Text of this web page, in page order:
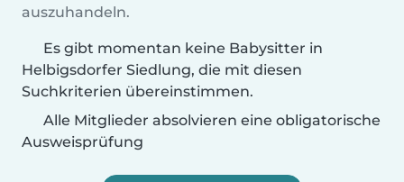
auszuhandeln.
Es gibt momentan keine Babysitter in
Helbigsdorfer Siedlung, die mit diesen
Suchkriterien übereinstimmen.
Alle Mitglieder absolvieren eine obligatorische
Ausweisprüfung